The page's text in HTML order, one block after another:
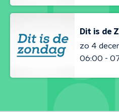
Dit is de
zo 4
06:00 -